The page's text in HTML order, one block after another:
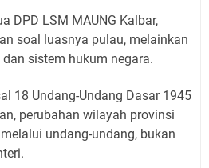
DPD LSM MAUNG Kalbar,
soal luasnya pulau, melainkan
sistem hukum negara.
18 Undang-Undang Dasar 1945
perubahan wilayah provinsi
undang-undang, bukan